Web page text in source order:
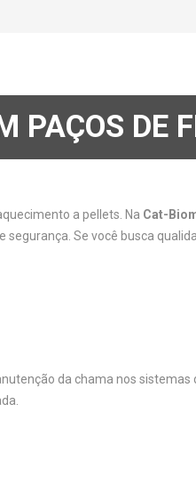
PAÇOS DE
a pellets. Na Cat-
Se você busca
da chama nos